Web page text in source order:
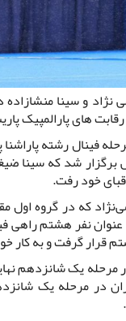
نژاد و سینا
های پارالمپیک
خود رفت.
قرار گرفت و به کار
یک شانزدهم